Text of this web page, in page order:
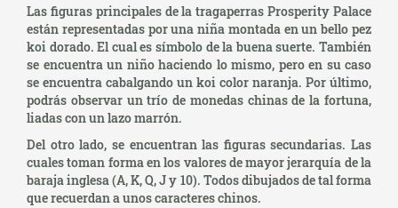
Las figuras principales de la tragaperras Prosperity Palace
están representadas por una niña montada en un bello pez
koi dorado. El cual es símbolo de la buena suerte. También
se encuentra un niño haciendo lo mismo, pero en su caso
se encuentra cabalgando un koi color naranja. Por último,
podrás observar un trío de monedas chinas de la fortuna,
liadas con un lazo marrón.
Del otro lado, se encuentran las figuras secundarias. Las
cuales toman forma en los valores de mayor jerarquía de la
baraja inglesa (A, K, Q, J y 10). Todos dibujados de tal forma
que recuerdan a unos caracteres chinos.